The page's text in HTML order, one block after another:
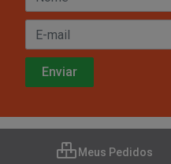
Meus Pedidos